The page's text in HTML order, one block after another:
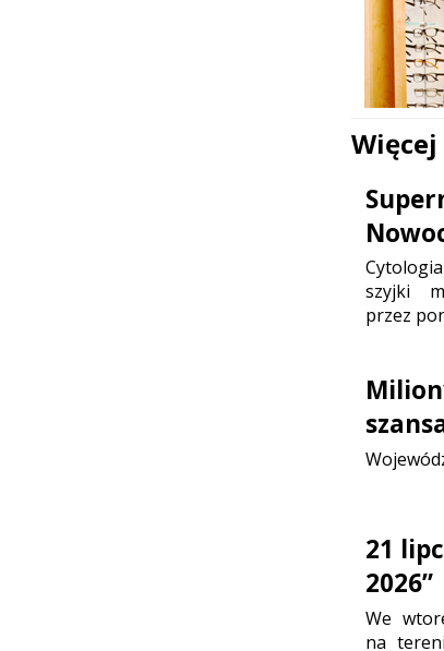
szyjki
przez
21
2026”
We
na